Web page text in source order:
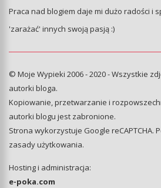
Praca nad blogiem daje mi dużo radości i
'zarażać' innych swoją pasją :)
© Moje Wypieki 2006 - 2020 - Wszystkie
autorki bloga.
Kopiowanie, przetwarzanie i
autorki blogu jest zabronione.
Strona wykorzystuje Google reCAPTCHA.
zasady użytkowania.
Hosting i administracja:
e-poka.com